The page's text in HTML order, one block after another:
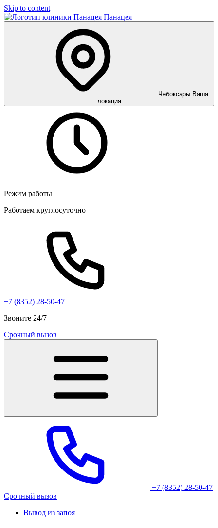
Skip to content
Панацея
Чебоксары Ваша
локация
Режим работы
Работаем круглосуточно
+7 (8352) 28-50-47
Звоните 24/7
Срочный вызов
+7 (8352) 28-50-47
Срочный вызов
Вывод из запоя